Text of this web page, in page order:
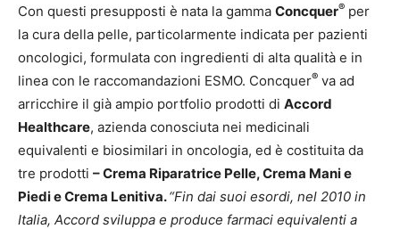
Con questi presupposti è nata la gamma Concquer® per
la cura della pelle, particolarmente indicata per pazienti
oncologici, formulata con ingredienti di alta qualità e in
linea con le raccomandazioni ESMO. Concquer® va ad
arricchire il già ampio portfolio prodotti di Accord
Healthcare, azienda conosciuta nei medicinali
equivalenti e biosimilari in oncologia, ed è costituita da
tre prodotti – Crema Riparatrice Pelle, Crema Mani e
Piedi e Crema Lenitiva.“Fin dai suoi esordi, nel 2010 in
Italia, Accord sviluppa e produce farmaci equivalenti a